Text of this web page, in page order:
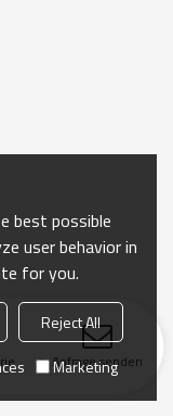
Anfrage senden
best possible
user behavior in
for you.
Reject All
Marketing